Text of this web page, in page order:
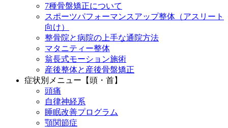
7種骨盤矯正について
スポーツパフォーマンスアップ整体（アスリート
向け）
整骨院と病院の上手な通院方法
マタニティー整体
翁長式モーション施術
産後整体と産後骨盤矯正
症状別メニュー【頭・首】
頭痛
自律神経系
睡眠改善プログラム
顎関節症